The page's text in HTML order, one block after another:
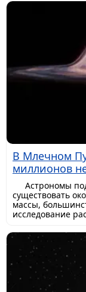
В Млечном
миллионов
Астрономы
существовать
массы,
исследование